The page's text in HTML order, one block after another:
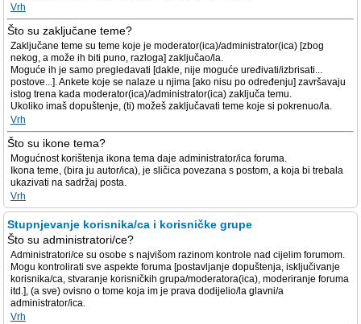
Vrh
Što su zaključane teme?
Zaključane teme su teme koje je moderator(ica)/administrator(ica) [zbog
nekog, a može ih biti puno, razloga] zaključao/la.
Moguće ih je samo pregledavati [dakle, nije moguće uređivati/izbrisati...
postove...]. Ankete koje se nalaze u njima [ako nisu po određenju] završavaju
istog trena kada moderator(ica)/administrator(ica) zaključa temu.
Ukoliko imaš dopuštenje, (ti) možeš zaključavati teme koje si pokrenuo/la.
Vrh
Što su ikone tema?
Mogućnost korištenja ikona tema daje administrator/ica foruma.
Ikona teme, (bira ju autor/ica), je sličica povezana s postom, a koja bi trebala
ukazivati na sadržaj posta.
Vrh
Stupnjevanje korisnika/ca i korisničke grupe
Što su administratori/ce?
Administratori/ce su osobe s najvišom razinom kontrole nad cijelim forumom.
Mogu kontrolirati sve aspekte foruma [postavljanje dopuštenja, isključivanje
korisnika/ca, stvaranje korisničkih grupa/moderatora(ica), moderiranje foruma
itd.], (a sve) ovisno o tome koja im je prava dodijelio/la glavni/a
administrator/ica.
Vrh